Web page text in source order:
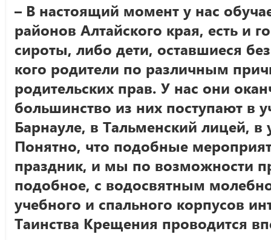
– В настоящий момент у нас
районов Алтайского края, есть и
сироты, либо дети, оставшиеся
кого родители по различным
родительских прав. У нас они
большинство из них поступают в
Барнауле, в Тальменский лицей,
Понятно, что подобные
праздник, и мы по возможности
подобное, с водосвятным
учебного и спального корпусов
Таинства Крещения проводится